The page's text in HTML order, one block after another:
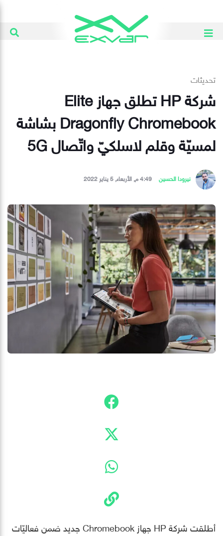
تحديثات
شركة HP تطلق جهاز Elite
Dragonfly Chromebook بشاشة
لمسيّة وقلم لاسلكيّ واتّصال 5G
نيرودا الحسين 4:49 م, الأربعاء, 5 يناير 2022
أطلقت شركة HP جهاز Chromebook جديد ضمن فعاليّات